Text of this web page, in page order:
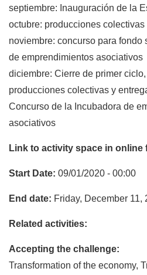
septiembre: Inauguración de la
octubre: producciones colectivas
noviembre: concurso para fondo
de emprendimientos asociativos
diciembre: Cierre de primer
producciones colectivas y
Concurso de la Incubadora de
asociativos
Link to activity space in online
Start Date: 09/01/2020 - 00:00
End date: Friday, December 11,
Related activities:
Accepting the challenge:
Transformation of the economy,